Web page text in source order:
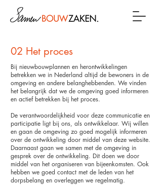
02 Het proces
Bij nieuwbouwplannen en herontwikkelingen
betrekken we in Nederland altijd de bewoners in de
omgeving en andere belanghebbenden. We vinden
het belangrijk dat we de omgeving goed informeren
en actief betrekken bij het proces.
De verantwoordelijkheid voor deze communicatie en
participatie ligt bij ons, als ontwikkelaar. Wij willen
en gaan de omgeving zo goed mogelijk informeren
over de ontwikkeling door middel van deze website.
Daarnaast gaan we samen met de omgeving in
gesprek over de ontwikkeling. Dit doen we door
middel van het organiseren van bijeenkomsten. Ook
hebben we goed contact met de leden van het
dorpsbelang en overleggen we regelmatig.